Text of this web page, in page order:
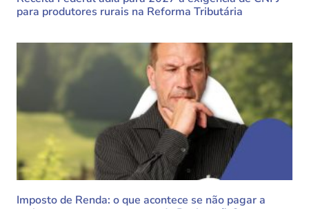
para produtores rurais na Reforma Tributária
Imposto de Renda: o que acontece se não pagar a